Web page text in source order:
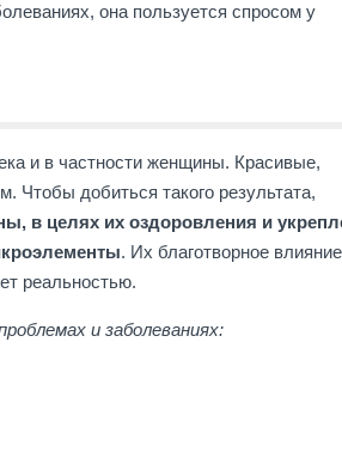
она пользуется спросом у
и в частности женщины. Красивые,
Чтобы добиться такого результата,
в целях их оздоровления и
. Их благотворное влияние
реальностью.
и заболеваниях: